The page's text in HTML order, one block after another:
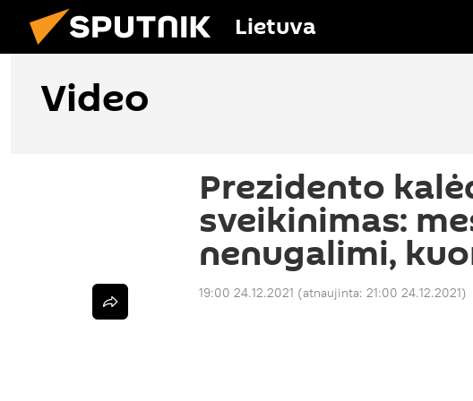
Lietuva
Video
Prezidento
sveikinimas:
nenugalimi,
19:00 24.12.2021 (atnaujinta: 21:00 24.12.2021)